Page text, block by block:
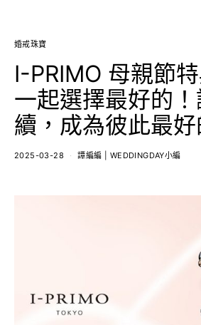
婚戒珠寶
I-PRIMO 母親節
一起選擇最好的
續，成為彼此最
2025-03-28 譚編編 | WEDDINGDAY小編